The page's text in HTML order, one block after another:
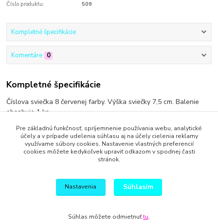
Číslo produktu: 509
Kompletné špecifikácie
Komentáre 0
Kompletné špecifikácie
Číslova sviečka 8 červenej farby. Výška sviečky 7,5 cm. Balenie
obsahuje 1 ks.
Tovar zaradený v kategóriách
Pre základnú funkčnosť, spríjemnenie používania webu, analytické
účely a v prípade udelenia súhlasu aj na účely cielenia reklamy
využívame súbory cookies. Nastavenie vlastných preferencií
cookies môžete kedykoľvek upraviť odkazom v spodnej časti
stránok.
Nastavenia Súhlasím
Súhlas môžete odmietnuťtu.